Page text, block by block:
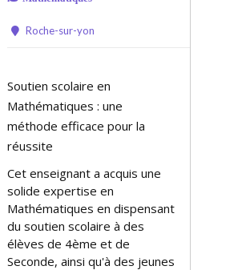
Roche-sur-yon
Soutien scolaire en
Mathématiques : une
méthode efficace pour la
réussite
Cet enseignant a acquis une
solide expertise en
Mathématiques en dispensant
du soutien scolaire à des
élèves de 4ème et de
Seconde, ainsi qu'à des jeunes